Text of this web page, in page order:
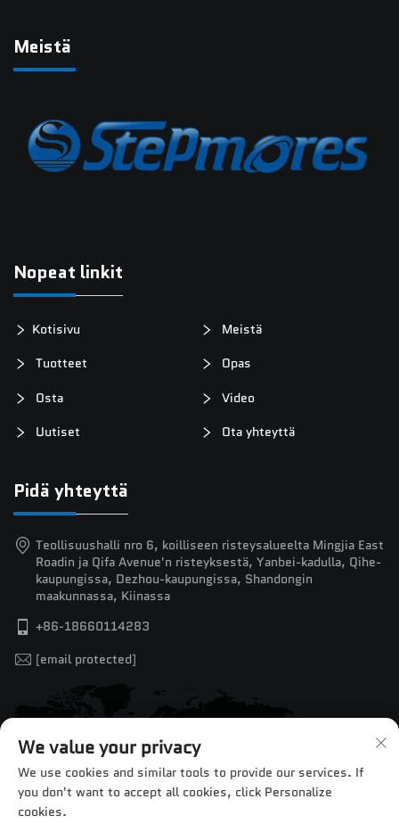
Meistä
Nopeat linkit
Kotisivu
Meistä
Tuotteet
Opas
Osta
Video
Uutiset
Ota yhteyttä
Pidä yhteyttä
Teollisuushalli nro 6, koilliseen risteysalueelta Mingjia East
Roadin ja Qifa Avenue'n risteyksestä, Yanbei-kadulla, Qihe-
kaupungissa, Dezhou-kaupungissa, Shandongin
maakunnassa, Kiinassa
+86-18660114283
[email protected]
We value your privacy
We use cookies and similar tools to provide our services. If
you don't want to accept all cookies, click Personalize
cookies.